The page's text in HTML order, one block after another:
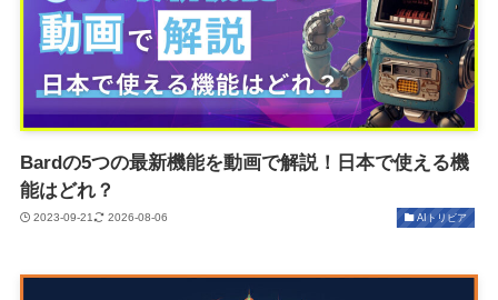
Bardの5つの最新機能を動画で解説！日本で使える機
能はどれ？
2023-09-21 2026-08-06 AIトリビア